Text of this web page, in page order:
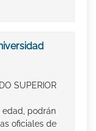
SUPERIOR
edad, podrán
oficiales de